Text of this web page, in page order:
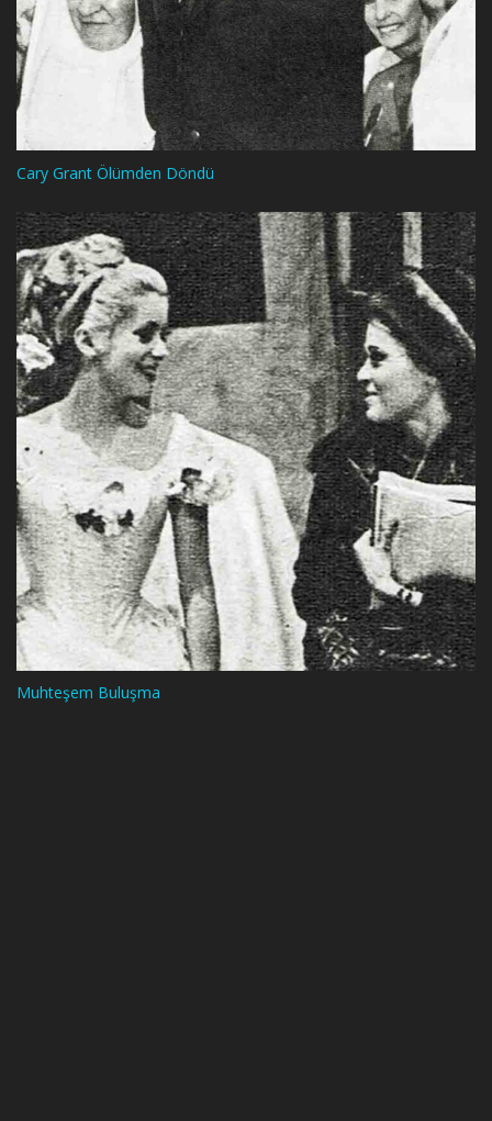
Cary Grant Ölümden Döndü
Muhteşem Buluşma